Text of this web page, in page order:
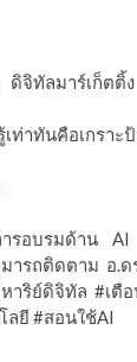
จิทัลมาร์เก็ตติ้
ท่าทันคือเกราะ
รอบรมด้าน
ารถติดตาม อ.
าริย์ดิจิทัล #เตื
ลยี #สอนใช้AI